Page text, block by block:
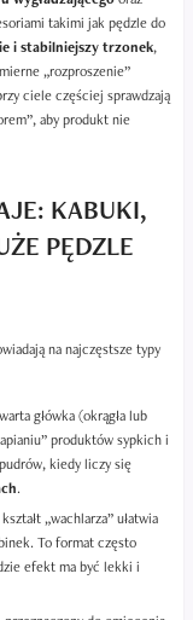
takimi jak pędzle do
i stabilniejszy trzonek,
„rozproszenie”
ciele częściej sprawdzają
aby produkt nie
KABUKI,
PĘDZLE
na najczęstsze typy
główka (okrągła lub
produktów sypkich i
kiedy liczy się
.
„wachlarza” ułatwia
To format często
efekt ma być lekki i